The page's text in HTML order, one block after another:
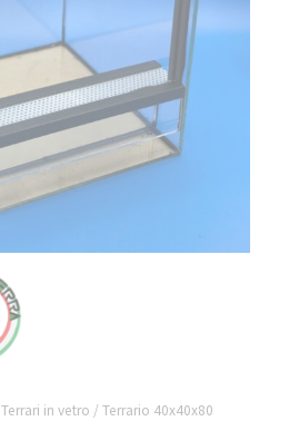
Terrari in vetro / Terrario 40x40x80